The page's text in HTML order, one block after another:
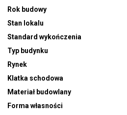
Rok budowy
Stan lokalu
Standard wykończenia
Typ budynku
Rynek
Klatka schodowa
Materiał budowlany
Forma własności